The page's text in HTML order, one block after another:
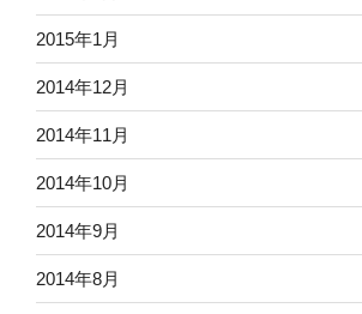
2015年1月
2014年12月
2014年11月
2014年10月
2014年9月
2014年8月